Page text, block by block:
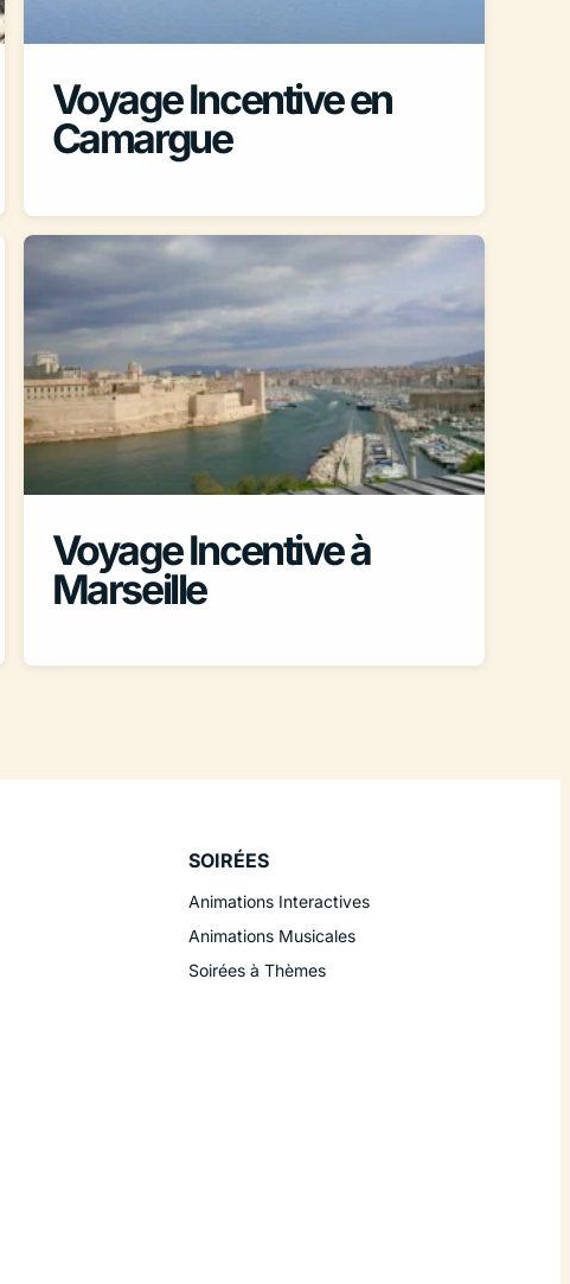
Voyage Incentive en
Camargue
Voyage Incentive à
Marseille
SOIRÉES
Animations Interactives
Animations Musicales
Soirées à Thèmes